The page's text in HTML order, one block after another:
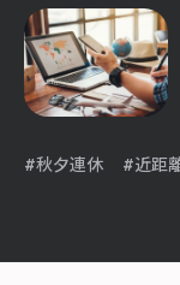
秋夕連休 近距